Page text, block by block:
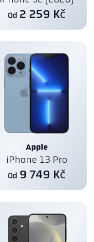
Od 2 259 Kč
Apple
iPhone 13 Pro
Od 9 749 Kč